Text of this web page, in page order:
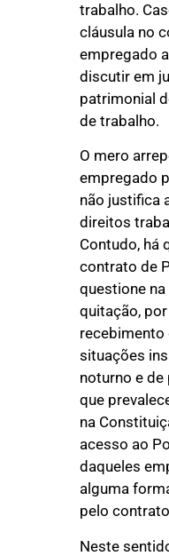
trabalho.
cláusula no
empregado
discutir em
patrimonial
de trabalho.
O mero
empregado
não justifica
direitos
Contudo, há
contrato de
questione
quitação,
recebimento
situações
noturno e de
que
na
acesso ao
daqueles
alguma
pelo
Neste